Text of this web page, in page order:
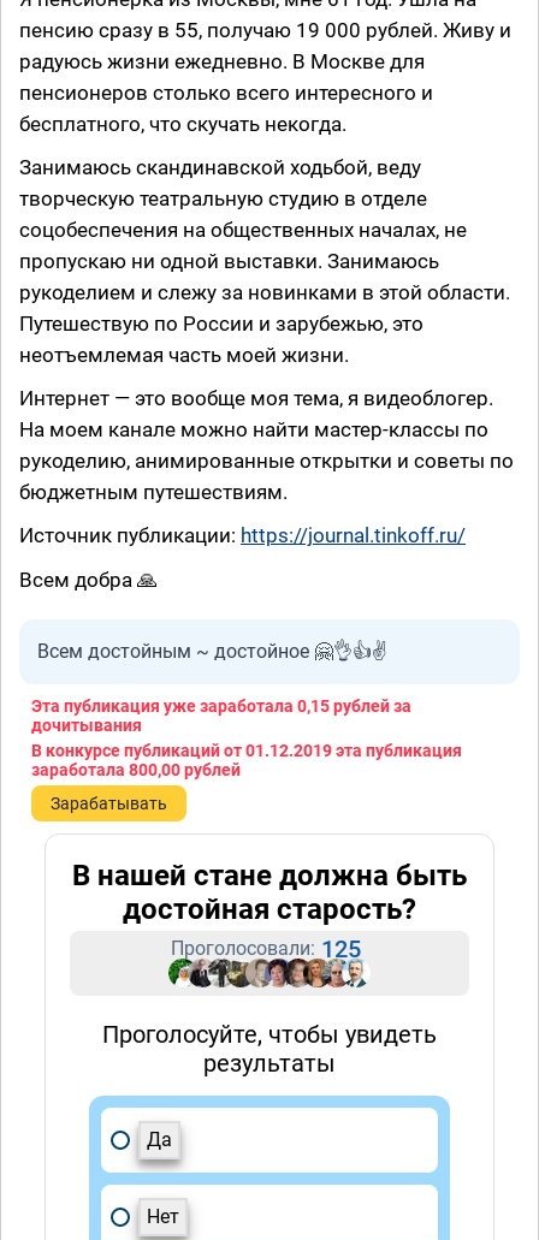
пенсию сразу в 55, получаю 19 000 рублей. Живу и
радуюсь жизни ежедневно. В Москве для
пенсионеров столько всего интересного и
бесплатного, что скучать некогда.
Занимаюсь скандинавской ходьбой, веду
творческую театральную студию в отделе
соцобеспечения на общественных началах, не
пропускаю ни одной выставки. Занимаюсь
рукоделием и слежу за новинками в этой области.
Путешествую по России и зарубежью, это
неотъемлемая часть моей жизни.
Интернет — это вообще моя тема, я видеоблогер.
На моем канале можно найти мастер-классы по
рукоделию, анимированные открытки и советы по
бюджетным путешествиям.
Источник публикации: https://journal.tinkoff.ru/
Всем добра 🙏
Всем достойным ~ достойное 🤗👌👍✌
Эта публикация уже заработала 0,15 рублейза
дочитывания
В конкурсе публикаций от 01.12.2019 эта публикация
заработала 800,00 рублей
Зарабатывать
В нашей стане должна быть
достойная старость?
Проголосовали: 125
Проголосуйте, чтобы увидеть
результаты
Да
Нет